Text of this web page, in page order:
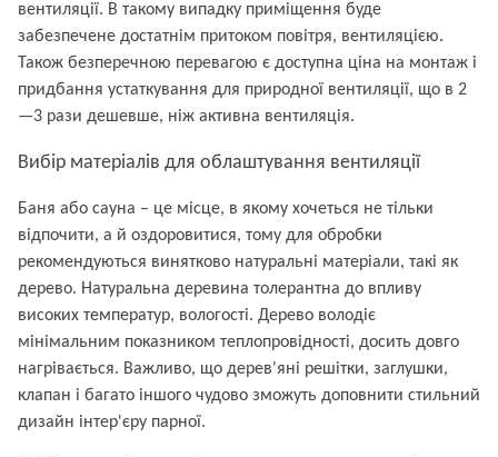
вентиляції. В такому випадку приміщення буде
забезпечене достатнім притоком повітря, вентиляцією.
Також безперечною перевагою є доступна ціна на монтаж і
придбання устаткування для природної вентиляції, що в 2
—3 рази дешевше, ніж активна вентиляція.
Вибір матеріалів для облаштування вентиляції
Баня або сауна – це місце, в якому хочеться не тільки
відпочити, а й оздоровитися, тому для обробки
рекомендуються винятково натуральні матеріали, такі як
дерево. Натуральна деревина толерантна до впливу
високих температур, вологості. Дерево володіє
мінімальним показником теплопровідності, досить довго
нагрівається. Важливо, що дерев'яні решітки, заглушки,
клапан і багато іншого чудово зможуть доповнити стильний
дизайн інтер'єру парної.